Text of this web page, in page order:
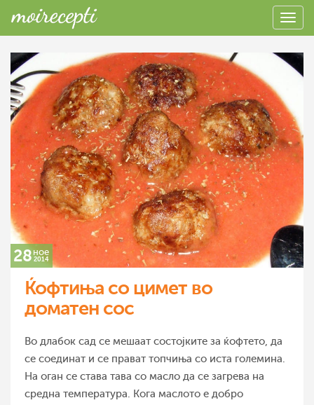
28 ное
2014
Ќофтиња со цимет во
доматен сос
Во длабок сад се мешаат состојките за ќофтето, да
се соединат и се прават топчиња со иста големина.
На оган се става тава со масло да се загрева на
средна температура. Кога маслото е добро